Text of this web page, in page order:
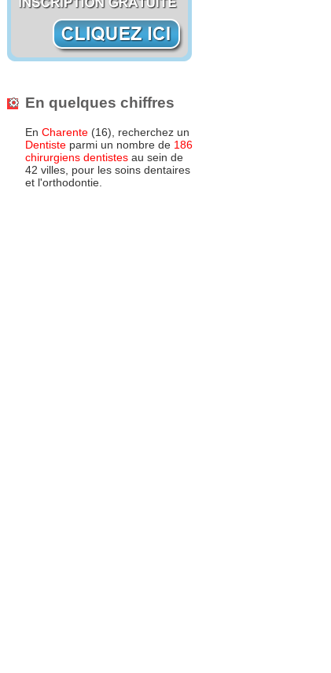
En quelques chiffres
En Charente (16), recherchez un
Dentiste parmi un nombre de 186
chirurgiens dentistes au sein de
42 villes, pour les soins dentaires
et l'orthodontie.